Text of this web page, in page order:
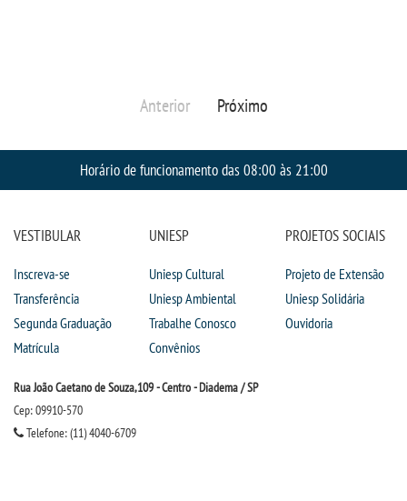
Anterior Próximo
Horário de funcionamento das 08:00 às 21:00
VESTIBULAR
Inscreva-se
Transferência
Segunda Graduação
Matrícula
UNIESP
Uniesp Cultural
Uniesp Ambiental
Trabalhe Conosco
Convênios
PROJETOS SOCIAIS
Projeto de Extensão
Uniesp Solidária
Ouvidoria
Rua João Caetano de Souza,109 - Centro - Diadema / SP
Cep: 09910-570
Telefone: (11) 4040-6709